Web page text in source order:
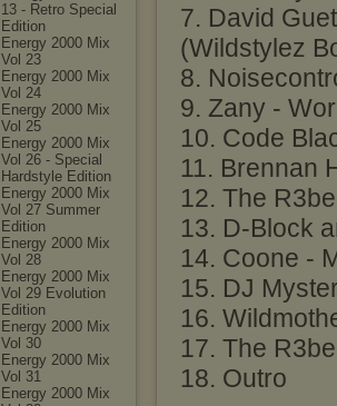
13 - Retro Special
Edition
Energy 2000 Mix
Vol 23
Energy 2000 Mix
Vol 24
Energy 2000 Mix
Vol 25
Energy 2000 Mix
Vol 26 - Special
Hardstyl e Edition
Energy 2000 Mix
Vol 27 Summer
Edition
Energy 2000 Mix
Vol 28
Energy 2000 Mix
Vol 29 Evolution
Edition
Energy 2000 Mix
Vol 30
Energy 2000 Mix
Vol 31
Energy 2000 Mix
7. David
(Wildstylez
8.
9. Zany -
10. Code
11. Brennan
12. The
13. D-Block
14. Coone -
15. DJ
16.
17. The
18. Outro